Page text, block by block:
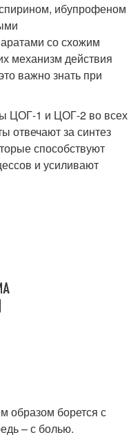
ибупрофеном
со схожим
механизм действия
важно знать при
ЦОГ-1 и ЦОГ-2 во всех
отвечают за синтез
способствуют
и усиливают
образом борется с
– с болью.